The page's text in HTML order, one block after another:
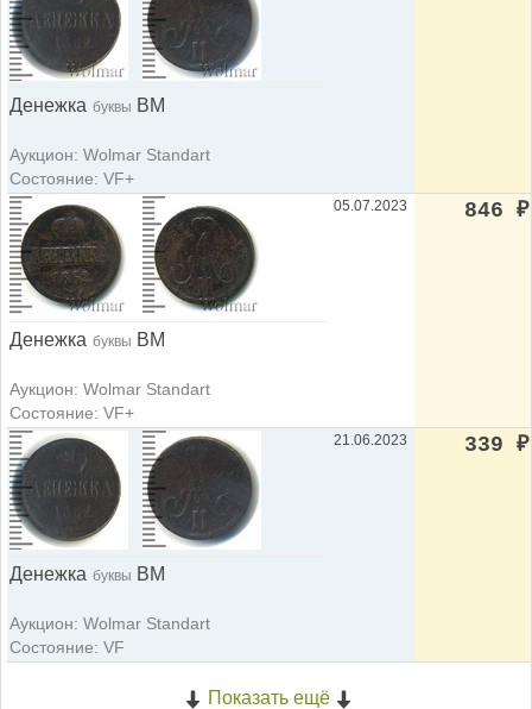
Денежка буквы ВМ
Аукцион: Wolmar Standart
Состояние: VF+
Денежка буквы ВМ
Аукцион: Wolmar Standart
Состояние: VF+
05.07.2023 846 ₽
Денежка буквы ВМ
Аукцион: Wolmar Standart
Состояние: VF
21.06.2023 339 ₽
Показать ещё